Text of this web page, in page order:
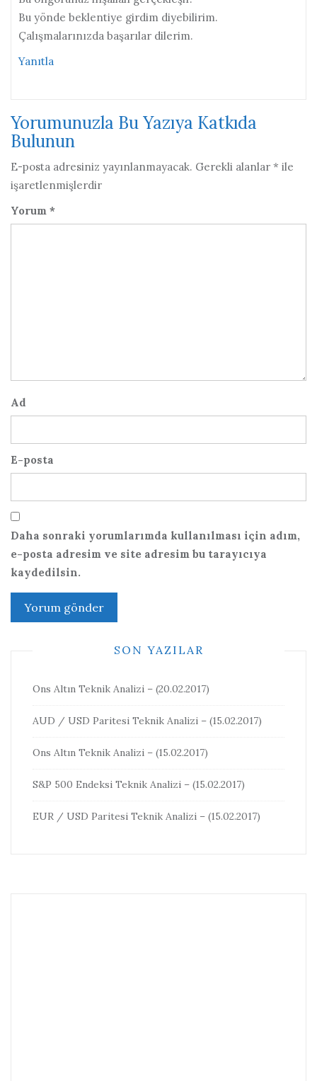
Bu yönde beklentiye girdim diyebilirim.
Çalışmalarınızda başarılar dilerim.
Yanıtla
Yorumunuzla Bu Yazıya Katkıda
Bulunun
E-posta adresiniz yayınlanmayacak. Gerekli alanlar * ile
işaretlenmişlerdir
Yorum *
Ad
E-posta
Daha sonraki yorumlarımda kullanılması için adım,
e-posta adresim ve site adresim bu tarayıcıya
kaydedilsin.
SON YAZILAR
Ons Altın Teknik Analizi – (20.02.2017)
AUD / USD Paritesi Teknik Analizi – (15.02.2017)
Ons Altın Teknik Analizi – (15.02.2017)
S&P 500 Endeksi Teknik Analizi – (15.02.2017)
EUR / USD Paritesi Teknik Analizi – (15.02.2017)